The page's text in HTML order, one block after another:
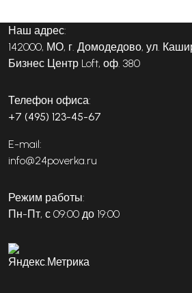
Наш адрес:
142000, МО, г. Домодедово, ул.
Бизнес Центр Loft, оф. 380
Телефон офиса:
+7 (495) 123-45-67
E-mail:
info@24poverka.ru
Режим работы:
Пн-Пт, с 09:00 до 19:00